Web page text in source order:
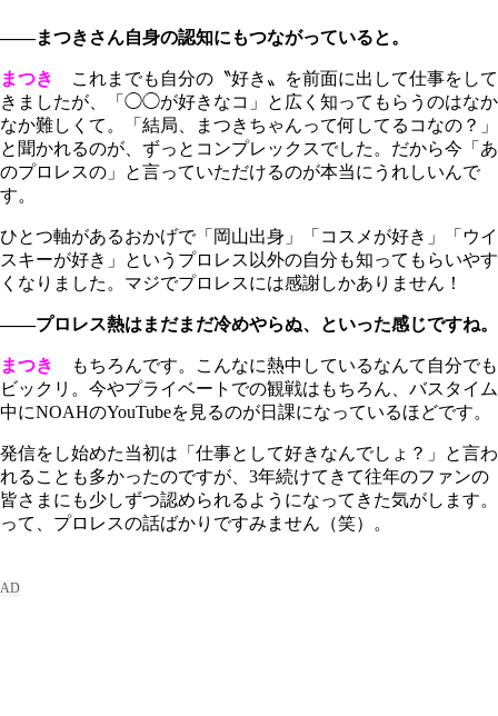
――まつきさん自身の認知にもつながっていると。
まつき
これまでも自分の〝好き〟を前面に出して仕事をして
きましたが、「◯◯が好きなコ」と広く知ってもらうのはなか
なか難しくて。「結局、まつきちゃんって何してるコなの？」
と聞かれるのが、ずっとコンプレックスでした。だから今「あ
のプロレスの」と言っていただけるのが本当にうれしいんで
す。
ひとつ軸があるおかげで「岡山出身」「コスメが好き」「ウイ
スキーが好き」というプロレス以外の自分も知ってもらいやす
くなりました。マジでプロレスには感謝しかありません！
――プロレス熱はまだまだ冷めやらぬ、といった感じですね。
まつき
もちろんです。こんなに熱中しているなんて自分でも
ビックリ。今やプライベートでの観戦はもちろん、バスタイム
中にNOAHのYouTubeを見るのが日課になっているほどです。
発信をし始めた当初は「仕事として好きなんでしょ？」と言わ
れることも多かったのですが、3年続けてきて往年のファンの
皆さまにも少しずつ認められるようになってきた気がします。
って、プロレスの話ばかりですみません（笑）。